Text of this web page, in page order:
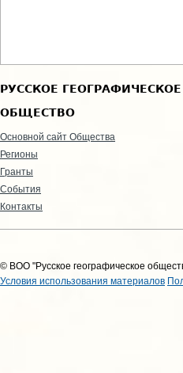
РУССКОЕ ГЕОГРАФИЧЕСКОЕ
ОБЩЕСТВО
Основной сайт Общества
Регионы
Гранты
События
Контакты
© ВОО "Русское географическое
Условия использования материалов